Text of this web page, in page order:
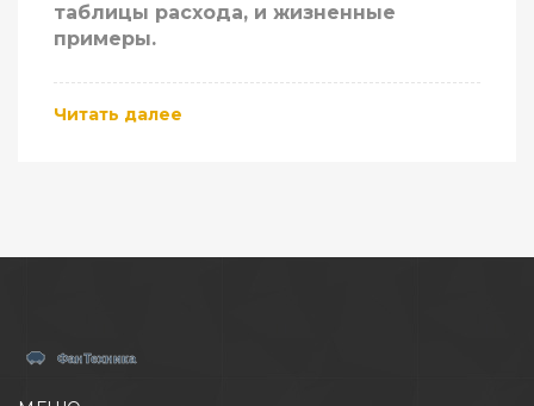
таблицы расхода, и жизненные
примеры.
Читать далее